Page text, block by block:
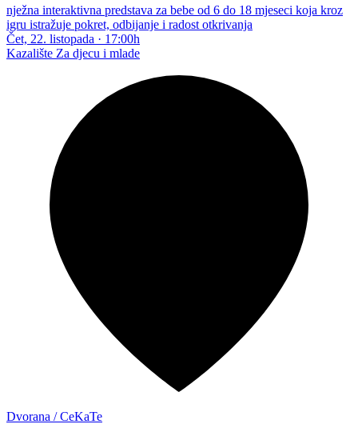
nježna interaktivna predstava za bebe od 6 do 18 mjeseci koja kroz
igru istražuje pokret, odbijanje i radost otkrivanja
Čet, 22. listopada · 17:00h
Kazalište Za djecu i mlade
Dvorana / CeKaTe